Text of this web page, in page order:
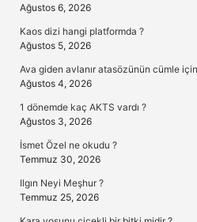
Ağustos 6, 2026
Kaos dizi hangi platformda ?
Ağustos 5, 2026
Ava giden avlanır atasözünün cümle
Ağustos 4, 2026
1 dönemde kaç AKTS vardı ?
Ağustos 3, 2026
İsmet Özel ne okudu ?
Temmuz 30, 2026
Ilgın Neyi Meşhur ?
Temmuz 25, 2026